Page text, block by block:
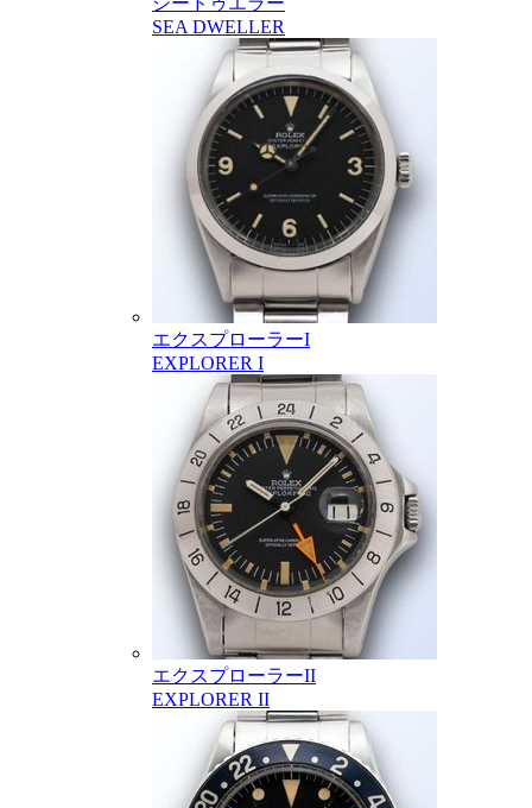
SEA DWELLER
エクスプローラーI
EXPLORER I
エクスプローラーII
EXPLORER II